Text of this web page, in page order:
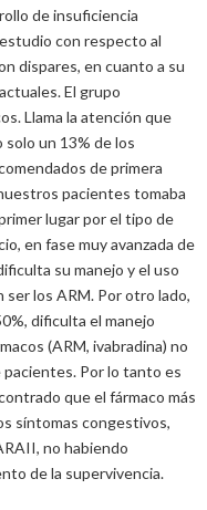
de insuficiencia
con respecto al
dispares, en cuanto a su
El grupo
Llama la atención que
un 13% de los
de primera
pacientes tomaba
lugar por el tipo de
en fase muy avanzada de
su manejo y el uso
los ARM. Por otro lado,
dificulta el manejo
(ARM, ivabradina) no
Por lo tanto es
que el fármaco más
síntomas congestivos,
no habiendo
de la supervivencia.